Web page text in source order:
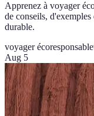
Apprenez à voyager
de conseils,
durable.
voyager écoresponsable
Aug 5